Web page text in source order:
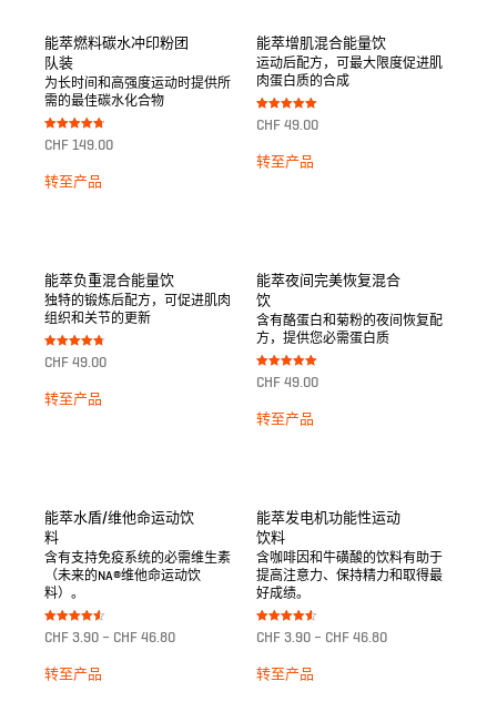
能萃燃料碳水冲印粉团
队装
为长时间和高强度运动时提供所
需的最佳碳水化合物
Bewertet mit
4.75
CHF 149.00
转至产品
能萃增肌混合能量饮
运动后配方，可最大限度促进肌
肉蛋白质的合成
Bewertet mit
5.00
CHF 49.00
转至产品
能萃负重混合能量饮
独特的锻炼后配方，可促进肌肉
组织和关节的更新
Bewertet mit
4.75
CHF 49.00
转至产品
能萃夜间完美恢复混合
饮
含有酪蛋白和菊粉的夜间恢复配
方，提供您必需蛋白质
Bewertet mit
5.00
CHF 49.00
转至产品
能萃水盾/维他命运动饮
料
含有支持免疫系统的必需维生素
（未来的NA®维他命运动饮
料）。
Bewertet
mit
von 5
CHF 3.90 – CHF 46.80
转至产品
能萃发电机功能性运动
饮料
含咖啡因和牛磺酸的饮料有助于
提高注意力、保持精力和取得最
好成绩。
Bewertet
mit
von 5
CHF 3.90 – CHF 46.80
转至产品